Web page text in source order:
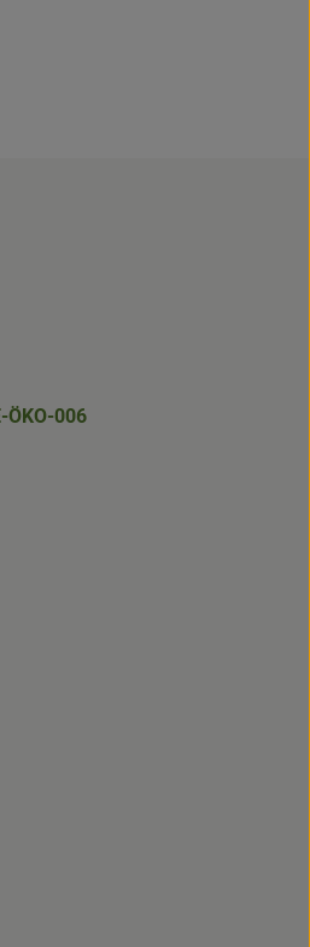
www.bioland.de/verbraucher
https://www.facebook.com/
zu https://www.instagram.com/
ÖKO-006